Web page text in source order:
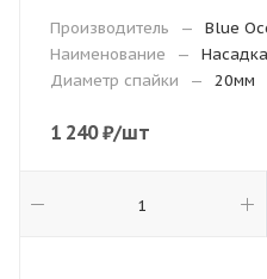
Производитель —
Blue
Наименование
—
Диаметр спайки
— 20мм
1 240₽/шт